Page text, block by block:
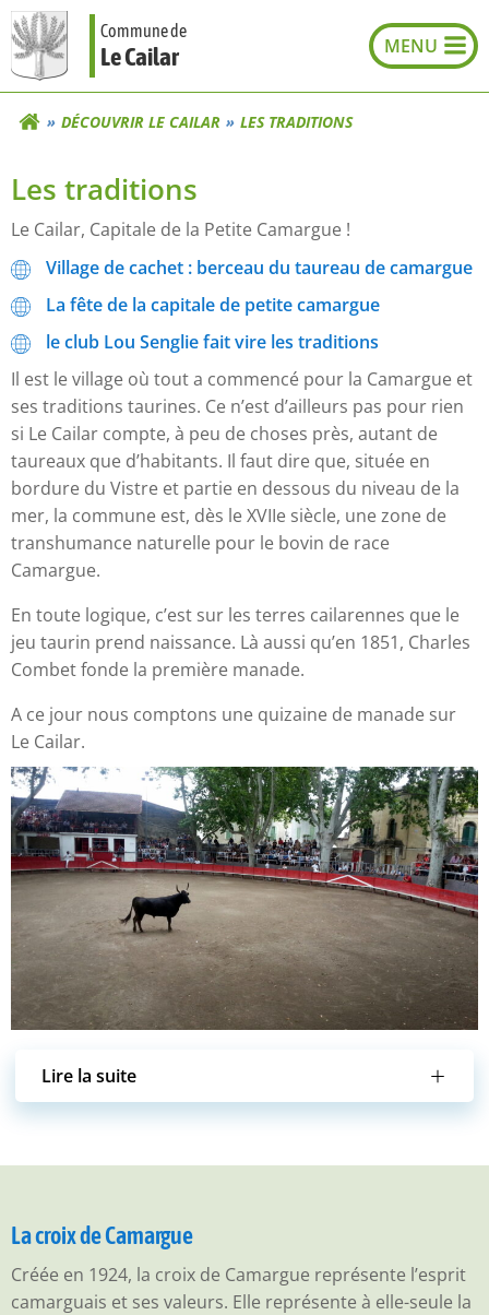
Aller
au
contenu
Commune de
Le Cailar
DÉCOUVRIR LE CAILAR LES TRADITIONS
Les traditions
Le Cailar, Capitale de la Petite Camargue !
Village de cachet : berceau du taureau de camargue
La fête de la capitale de petite camargue
le club Lou Senglie fait vire les traditions
Il est le village où tout a commencé pour la Camargue et
ses traditions taurines. Ce n’est d’ailleurs pas pour rien
si Le Cailar compte, à peu de choses près, autant de
taureaux que d’habitants. Il faut dire que, située en
bordure du Vistre et partie en dessous du niveau de la
mer, la commune est, dès le XVIIe siècle, une zone de
transhumance naturelle pour le bovin de race
Camargue.
En toute logique, c’est sur les terres cailarennes que le
jeu taurin prend naissance. Là aussi qu’en 1851, Charles
Combet fonde la première manade.
A ce jour nous comptons une quizaine de manade sur
Le Cailar.
Lire la suite
La croix de Camargue
Créée en 1924, la croix de Camargue représente l’esprit
camarguais et ses valeurs. Elle représente à elle-seule la